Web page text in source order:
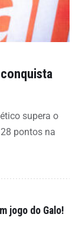
supera o
pontos na
jogo do Galo!